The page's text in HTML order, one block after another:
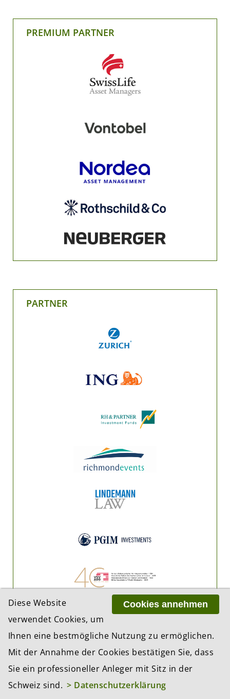
PREMIUM PARTNER
PARTNER
Cookies annehmen
Diese Website
verwendet Cookies, um
Ihnen eine bestmögliche Nutzung zu ermöglichen.
Mit der Annahme der Cookies bestätigen Sie, dass
Sie ein professioneller Anleger mit Sitz in der
Schweiz sind. > Datenschutzerklärung